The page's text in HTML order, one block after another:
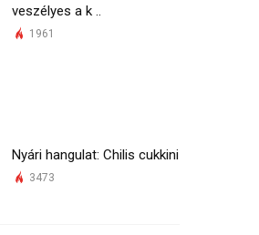
veszélyes a k ..
1961
Nyári hangulat: Chilis cukkini
3473